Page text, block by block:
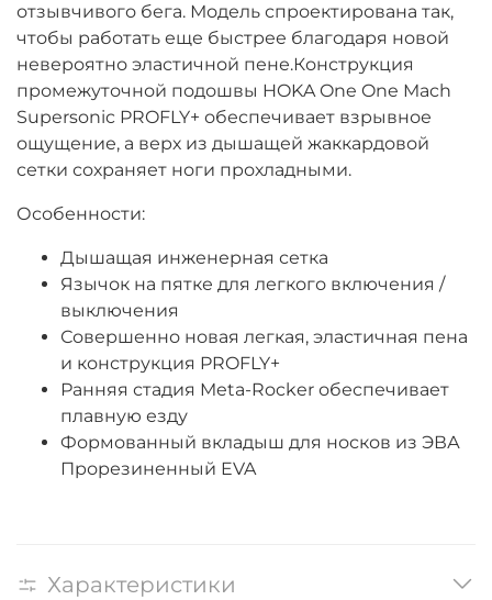
отзывчивого бега. Модель спроектирована так,
чтобы работать еще быстрее благодаря новой
невероятно эластичной пене.Конструкция
промежуточной подошвы HOKA One One Mach
Supersonic PROFLY+ обеспечивает взрывное
ощущение, а верх из дышащей жаккардовой
сетки сохраняет ноги прохладными.
Особенности:
Дышащая инженерная сетка
Язычок на пятке для легкого включения /
выключения
Совершенно новая легкая, эластичная пена
и конструкция PROFLY+
Ранняя стадия Meta-Rocker обеспечивает
плавную езду
Формованный вкладыш для носков из ЭВА
Прорезиненный EVA
Характеристики